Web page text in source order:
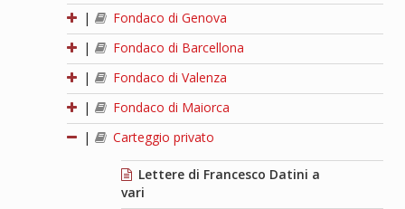
|
Fondaco di Genova
|
Fondaco di Barcellona
|
Fondaco di Valenza
|
Fondaco di Maiorca
|
Carteggio privato
Lettere di Francesco Datini a
vari